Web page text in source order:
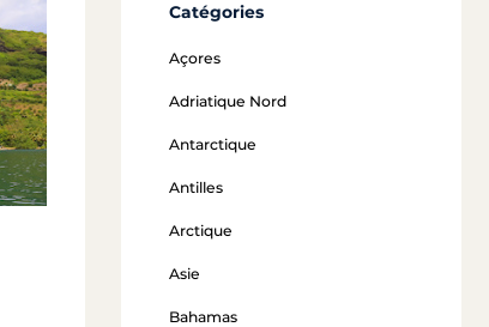
Catégories
Açores
Adriatique Nord
Antarctique
Antilles
Arctique
Asie
Bahamas